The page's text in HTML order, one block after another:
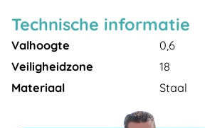
Technische informatie
Valhoogte
0,6
Veiligheidzone
18
Materiaal
Staal